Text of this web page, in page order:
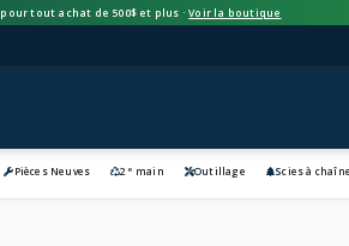
pour tout achat de 500$ et plus ·Voir la boutique
Pièces Neuves 2 e main Outillage Scies à chaîne